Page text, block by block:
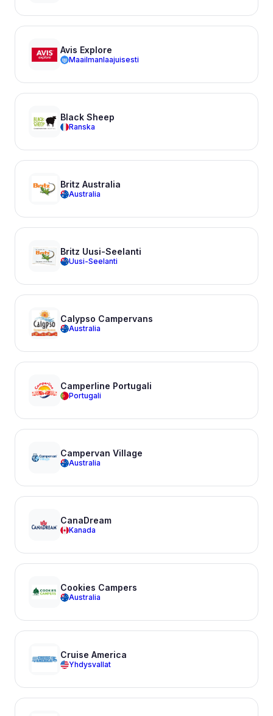
Avis Explore
Maailmanlaajuisesti
Black Sheep
Ranska
Britz Australia
Australia
Britz Uusi-Seelanti
Uusi-Seelanti
Calypso Campervans
Australia
Camperline Portugali
Portugali
Campervan Village
Australia
CanaDream
Kanada
Cookies Campers
Australia
Cruise America
Yhdysvallat